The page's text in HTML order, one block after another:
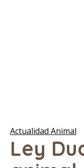
Actualidad Animal
Ley